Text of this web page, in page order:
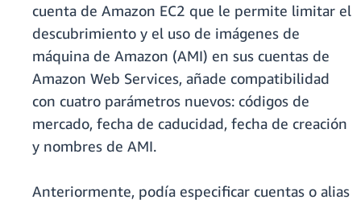
cuenta de Amazon EC2 que le permite limitar el
descubrimiento y el uso de imágenes de
máquina de Amazon (AMI) en sus cuentas de
Amazon Web Services, añade compatibilidad
con cuatro parámetros nuevos: códigos de
mercado, fecha de caducidad, fecha de creación
y nombres de AMI.
Anteriormente, podía especificar cuentas o alias